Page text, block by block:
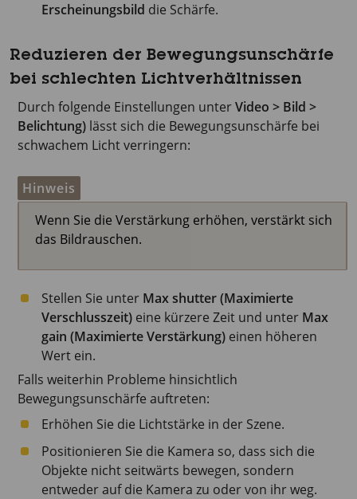
Erscheinungsbild die Schärfe.
Reduzieren der Bewegungsunschärfe
bei schlechten Lichtverhältnissen
Durch folgende Einstellungen unterVideo > Bild >
Belichtung) lässt sich die Bewegungsunschärfe bei
schwachem Licht verringern:
Hinweis
Wenn Sie die Verstärkung erhöhen, verstärkt sich
das Bildrauschen.
Stellen Sie unter Max shutter (Maximierte
Verschlusszeit) eine kürzere Zeit und unter Max
gain (Maximierte Verstärkung) einen höheren
Wert ein.
Falls weiterhin Probleme hinsichtlich
Bewegungsunschärfe auftreten:
Erhöhen Sie die Lichtstärke in der Szene.
Positionieren Sie die Kamera so, dass sich die
Objekte nicht seitwärts bewegen, sondern
entweder auf die Kamera zu oder von ihr weg.